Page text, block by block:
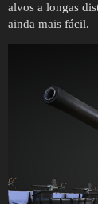
alvos a longas
ainda mais fácil.